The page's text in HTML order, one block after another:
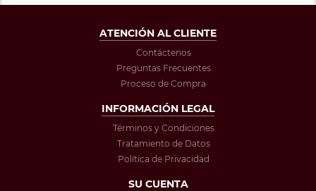
ATENCIÓN AL CLIENTE
Contáctenos
Preguntas Frecuentes
Proceso de Compra
INFORMACIÓN LEGAL
Términos y Condiciones
Tratamiento de Datos
Política de Privacidad
SU CUENTA